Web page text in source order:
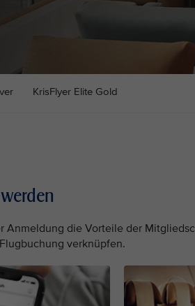
KrisFlyer Elite Gold
Anmeldung die Vorteile der
verknüpfen.